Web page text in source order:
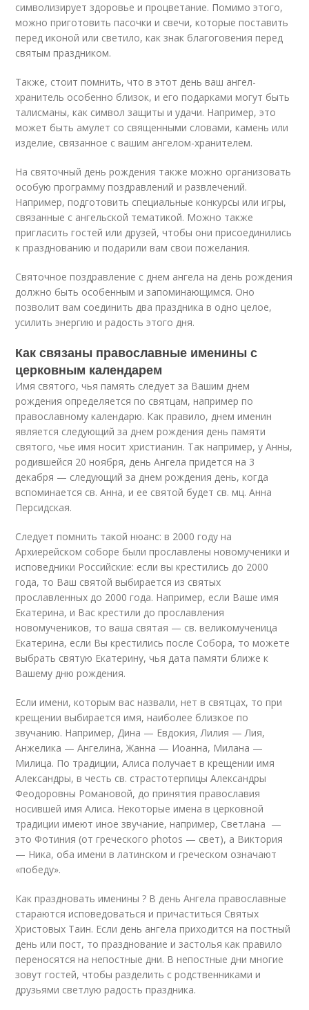
символизирует здоровье и процветание. Помимо этого,
можно приготовить пасочки и свечи, которые поставить
перед иконой или светило, как знак благоговения перед
святым праздником.
Также, стоит помнить, что в этот день ваш ангел-
хранитель особенно близок, и его подарками могут быть
талисманы, как символ защиты и удачи. Например, это
может быть амулет со священными словами, камень или
изделие, связанное с вашим ангелом-хранителем.
На святочный день рождения также можно организовать
особую программу поздравлений и развлечений.
Например, подготовить специальные конкурсы или игры,
связанные с ангельской тематикой. Можно также
пригласить гостей или друзей, чтобы они присоединились
к празднованию и подарили вам свои пожелания.
Святочное поздравление с днем ангела на день рождения
должно быть особенным и запоминающимся. Оно
позволит вам соединить два праздника в одно целое,
усилить энергию и радость этого дня.
Как связаны православные именины с
церковным календарем
Имя святого, чья память следует за Вашим днем
рождения определяется по святцам, например по
православному календарю. Как правило, днем именин
является следующий за днем рождения день памяти
святого, чье имя носит христианин. Так например, у Анны,
родившейся 20 ноября, день Ангела придется на 3
декабря — следующий за днем рождения день, когда
вспоминается св. Анна, и ее святой будет св. мц. Анна
Персидская.
Следует помнить такой нюанс: в 2000 году на
Архиерейском соборе были прославлены новомученики и
исповедники Российские: если вы крестились до 2000
года, то Ваш святой выбирается из святых
прославленных до 2000 года. Например, если Ваше имя
Екатерина, и Вас крестили до прославления
новомучеников, то ваша святая — св. великомученица
Екатерина, если Вы крестились после Собора, то можете
выбрать святую Екатерину, чья дата памяти ближе к
Вашему дню рождения.
Если имени, которым вас назвали, нет в святцах, то при
крещении выбирается имя, наиболее близкое по
звучанию. Например, Дина — Евдокия, Лилия — Лия,
Анжелика — Ангелина, Жанна — Иоанна, Милана —
Милица. По традиции, Алиса получает в крещении имя
Александры, в честь св. страстотерпицы Александры
Феодоровны Романовой, до принятия православия
носившей имя Алиса. Некоторые имена в церковной
традиции имеют иное звучание, например, Светлана —
это Фотиния (от греческого photos — свет), а Виктория
— Ника, оба имени в латинском и греческом означают
«победу».
Как праздновать именины ? В день Ангела православные
стараются исповедоваться и причаститься Святых
Христовых Таин. Если день ангела приходится на постный
день или пост, то празднование и застолья как правило
переносятся на непостные дни. В непостные дни многие
зовут гостей, чтобы разделить с родственниками и
друзьями светлую радость праздника.